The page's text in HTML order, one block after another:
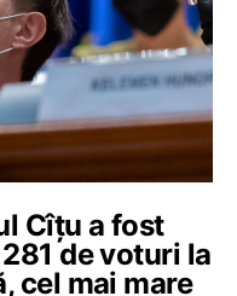
Cîțu a fost
de voturi la
cel mai mare